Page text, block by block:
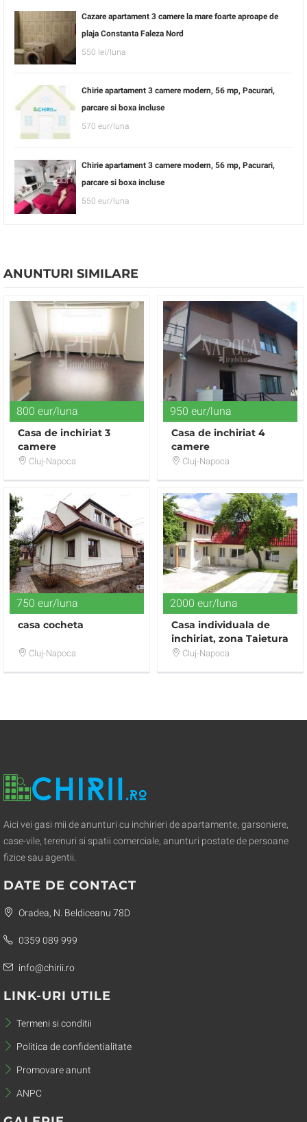
Cazare apartament 3 camere la mare foarte aproape de
plaja Constanta Faleza Nord
550 lei/luna
Chirie apartament 3 camere modern, 56 mp, Pacurari,
parcare si boxa incluse
570 eur/luna
Chirie apartament 3 camere modern, 56 mp, Pacurari,
parcare si boxa incluse
550 eur/luna
ANUNTURI SIMILARE
800 eur/luna
Casa de inchiriat 3
camere
Cluj-Napoca
950 eur/luna
Casa de inchiriat 4
camere
Cluj-Napoca
750 eur/luna
casa cocheta
Cluj-Napoca
2000 eur/luna
Casa individuala de
inchiriat, zona Taietura
Turcului
Cluj-Napoca
Aici vei gasi mii de anunturi cu inchirieri de apartamente, garsoniere,
case-vile, terenuri si spatii comerciale, anunturi postate de persoane
fizice sau agentii.
DATE DE CONTACT
Oradea, N. Beldiceanu 78D
0359 089 999
info@chirii.ro
LINK-URI UTILE
Termeni si conditii
Politica de confidentialitate
Promovare anunt
ANPC